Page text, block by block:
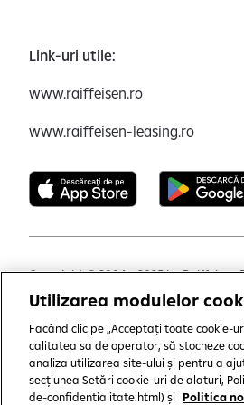
Link-uri utile:
www.raiffeisen.ro
www.raiffeisen-leasing.ro
Copyright © 2004 - 2025 by Raiffeisen
Termeni și condiții Politică
Utilizarea modulelor
Facând clic pe „Acceptați toate cookie-
calitatea sa de operator, să stocheze
analiza utilizarea site-ului și pentru a
secțiunea Setări cookie-uri de alaturi,
de-confidentialitate.html) și Politica